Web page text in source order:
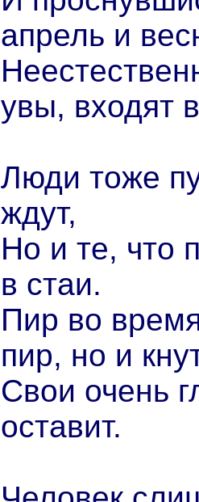
апрель и
увы, входят
Люди тоже
ждут,
Но и те, что
в стаи.
Пир во
пир, но и
Свои очень
оставит.